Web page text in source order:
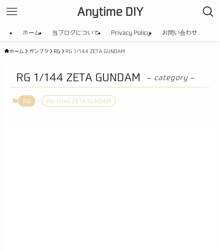
Anytime DIY
ホーム 当ブログについて Privacy Policy お問い合わせ
ホーム ガンプラ RG RG 1/144 ZETA GUNDAM
RG 1/144 ZETA GUNDAM – category –
RG RG 1/144 ZETA GUNDAM